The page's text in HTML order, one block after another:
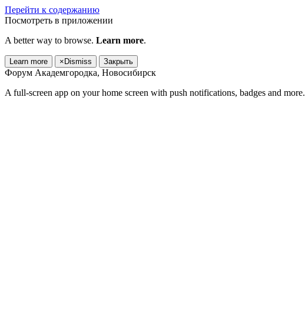
Перейти к содержанию
Посмотреть в приложении
A better way to browse. Learn more.
Learn more × Dismiss Закрыть
Форум Академгородка, Новосибирск
A full-screen app on your home screen with push notifications, badges and more.